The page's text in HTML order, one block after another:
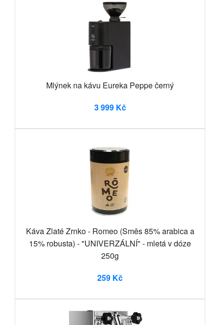
Mlýnek na kávu Eureka Peppe černý
3 999 Kč
Káva Zlaté Zrnko - Romeo (Směs 85% arabica a
15% robusta) - "UNIVERZÁLNÍ" - mletá v dóze
250g
259 Kč